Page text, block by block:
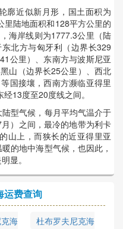
廓近似新月形，国土面积为
陆地面积和128平方公里的
海岸线则为1777.3公里（陆
北方与匈牙利（边界长329
公里）、东南方与波斯尼亚
山（边界长25公里）、西北
国接壤，西南方濒临亚得里
13度至20度线之间。
型气候，每月平均气温介于
）之间，最冷的地带为利卡
山上，而狭长的近亚得里亚
的地中海型气候，也因此，
显。
运费查询
海
杜布罗夫尼克海